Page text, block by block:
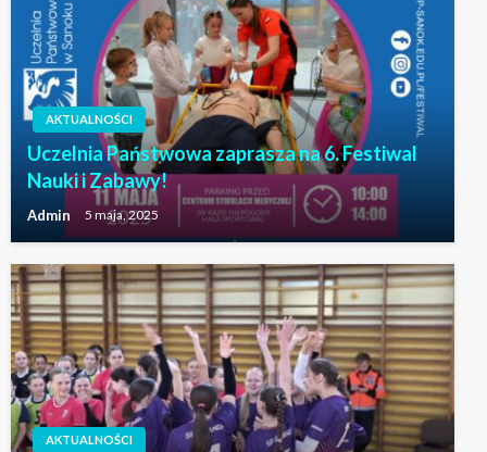
AKTUALNOŚCI
Uczelnia Państwowa zaprasza na 6. Festiwal
Nauki i Zabawy!
Admin 5 maja, 2025
AKTUALNOŚCI